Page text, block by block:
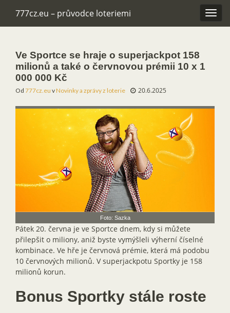
777cz.eu – průvodce loteriemi
Ve Sportce se hraje o superjackpot 158
milionů a také o červnovou prémii 10 x 1
000 000 Kč
Od 777cz.eu vNovinky a zprávy z loterie 20.6.2025
Foto: Sazka
Pátek 20. června je ve Sportce dnem, kdy si můžete
přilepšit o miliony, aniž byste vymýšleli výherní číselné
kombinace. Ve hře je červnová prémie, která má podobu
10 červnových milionů. V superjackpotu Sportky je 158
milionů korun.
Bonus Sportky stále roste